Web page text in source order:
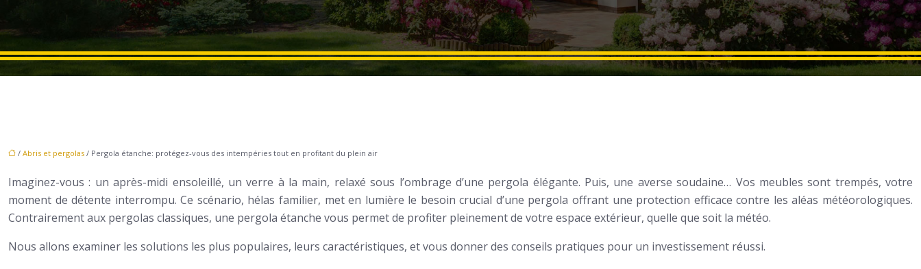
/ Abris et pergolas / Pergola étanche: protégez-vous des intempéries tout en profitant du plein air
Imaginez-vous : un après-midi ensoleillé, un verre à la main, relaxé sous l’ombrage d’une pergola élégante. Puis, une averse soudaine… Vos meubles sont trempés, votre
moment de détente interrompu. Ce scénario, hélas familier, met en lumière le besoin crucial d’une pergola offrant une protection efficace contre les aléas météorologiques.
Contrairement aux pergolas classiques, une pergola étanche vous permet de profiter pleinement de votre espace extérieur, quelle que soit la météo.
Nous allons examiner les solutions les plus populaires, leurs caractéristiques, et vous donner des conseils pratiques pour un investissement réussi.